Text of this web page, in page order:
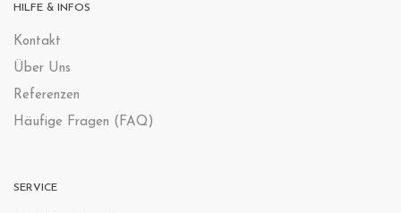
HILFE & INFOS
Kontakt
Über Uns
Referenzen
Häufige Fragen (FAQ)
SERVICE